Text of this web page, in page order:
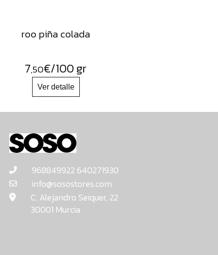
roo piña colada
7,50€/100 gr
968849922 640271930
info@sosostores.com
C. Alejandro Seiquer, 22
30001 Murcia